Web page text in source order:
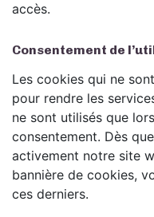
accès.
Consentement de
Les cookies qui ne
pour rendre les
ne sont utilisés que
consentement. Dès
activement notre site
bannière de cookies,
ces derniers.